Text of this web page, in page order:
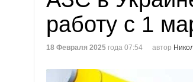
работу с 1
18 Февраля 2025 года 07:54 автор